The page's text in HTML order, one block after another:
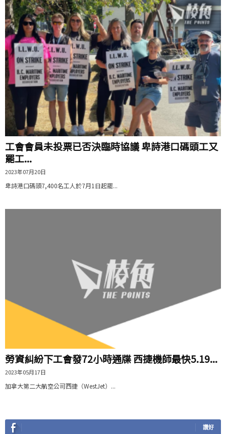
工會會員未投票已否決臨時協議 卑詩港口碼頭工又
罷工...
2023年07月20日
卑詩港口碼頭7,400名工人於7月1日起罷...
勞資糾紛下工會發72小時通牒 西捷機師最快5.19...
2023年05月17日
加拿大第二大航空公司西捷（WestJet）...
讚好